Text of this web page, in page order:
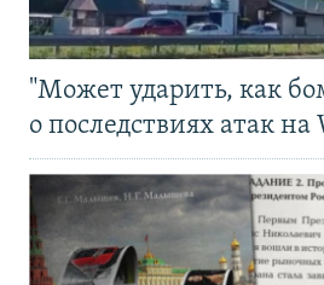
"Может ударить, как
о последствиях атак